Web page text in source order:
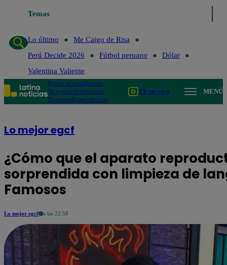
Temas
Lo último
Me Caigo de Risa
Perú Decide 2026
Fútbol peruano
Dólar
Valentina Valiente
PolíticaLimaMundo
Te ayudoTendencias
DeportesEspectáculos
TV en vivo MENÚ
Lo mejor egcf
¿Cómo que el aparato
sorprendida con limpieza de
Famosos
Lo mejor egcf a las 22:50